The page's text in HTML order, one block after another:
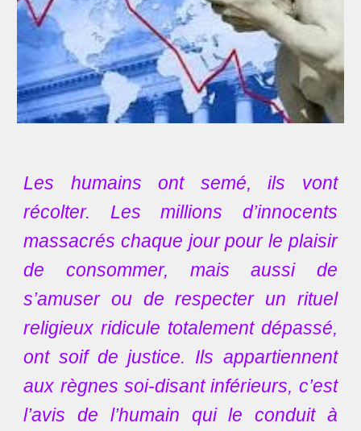
Les humains ont semé, ils vont
récolter. Les millions d’innocents
massacrés chaque jour pour le plaisir
de consommer, mais aussi de
s’amuser ou de respecter un rituel
religieux ridicule totalement dépassé,
ont soif de justice. Ils appartiennent
aux règnes soi-disant inférieurs, c’est
l’avis de l’humain qui le conduit à